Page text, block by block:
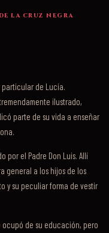
LA CRUZ NEGRA
particular de Lucía.
ilustrado,
parte de su vida a enseñar
por el Padre Don Luis. Allí
general a los hijos de los
y su peculiar forma de vestir
de su educación, pero